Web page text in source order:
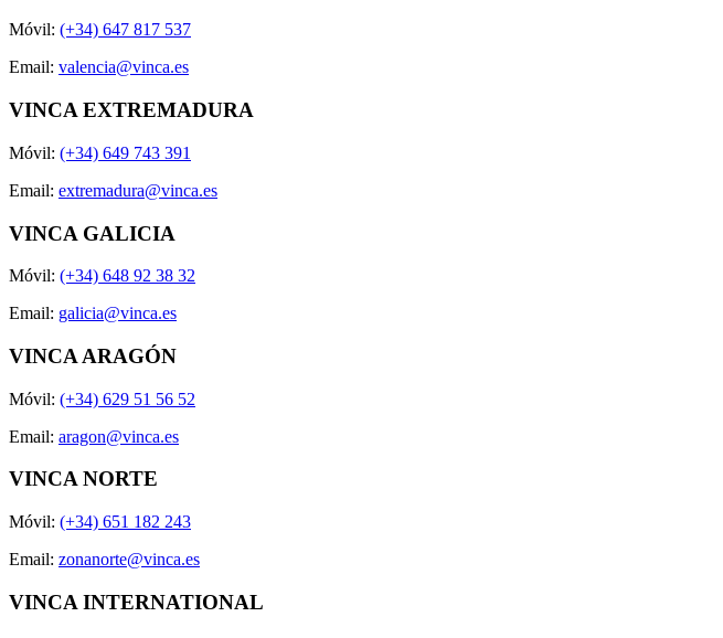
Móvil: (+34) 647 817 537
Email: valencia@vinca.es
VINCA EXTREMADURA
Móvil: (+34) 649 743 391
Email: extremadura@vinca.es
VINCA GALICIA
Móvil: (+34) 648 92 38 32
Email: galicia@vinca.es
VINCA ARAGÓN
Móvil: (+34) 629 51 56 52
Email: aragon@vinca.es
VINCA NORTE
Móvil: (+34) 651 182 243
Email: zonanorte@vinca.es
VINCA INTERNATIONAL